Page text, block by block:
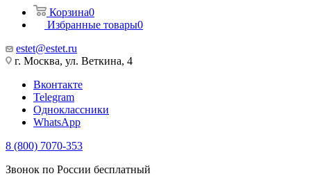
Корзина0
Избранные товары0
estet@estet.ru
г. Москва, ул. Веткина, 4
Вконтакте
Telegram
Одноклассники
WhatsApp
8 (800) 7070-353
Звонок по России бесплатный